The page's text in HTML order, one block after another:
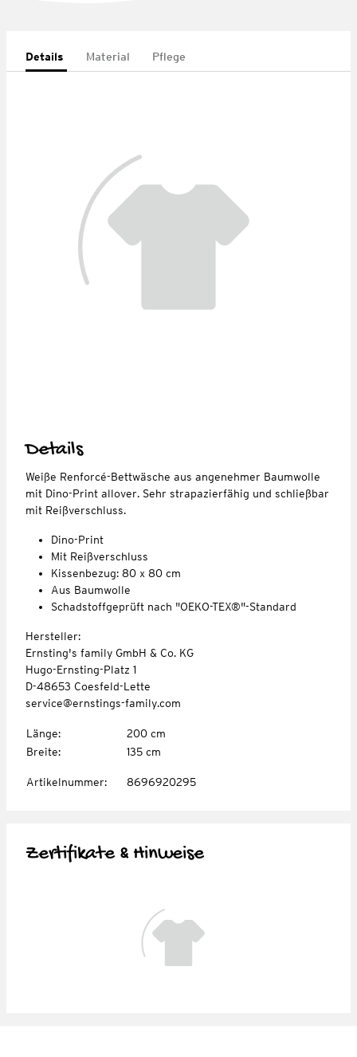
Details Material Pflege
Details
Weiße Renforcé-Bettwäsche aus angenehmer Baumwolle
mit Dino-Print allover. Sehr strapazierfähig und schließbar
mit Reißverschluss.
Dino-Print
Mit Reißverschluss
Kissenbezug: 80 x 80 cm
Aus Baumwolle
Schadstoffgeprüft nach "OEKO-TEX®"-Standard
Hersteller:
Ernsting's family GmbH & Co. KG
Hugo-Ernsting-Platz 1
D-48653 Coesfeld-Lette
service@ernstings-family.com
Länge:
200 cm
Breite: 135 cm
Artikelnummer: 8696920295
Zertifikate & Hinweise